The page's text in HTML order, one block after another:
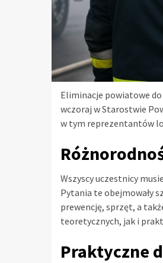
Eliminacje powiatowe do
wczoraj w Starostwie
w tym reprezentantów
Wszyscy uczestnicy
Pytania te obejmowały
prewencję, sprzęt, a
teoretycznych, jak i
Praktyczne